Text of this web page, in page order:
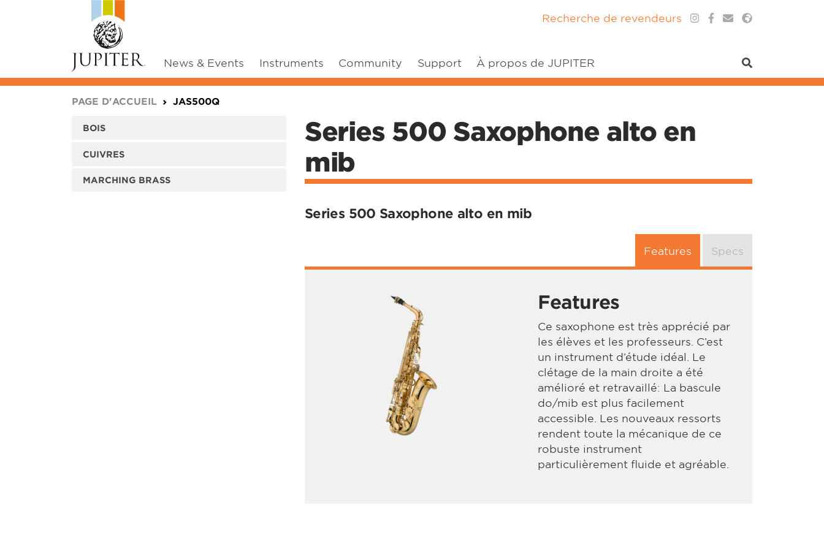
News & Events Instruments Community Support À propos de JUPITER
Recherche de revendeurs
PAGE D'ACCUEIL JAS500Q
BOIS
CUIVRES
MARCHING BRASS
Series 500 Saxophone alto en
mib
Series 500 Saxophone alto en mib
Features Specs
Features
Ce saxophone est très apprécié par
les élèves et les professeurs. C’est
un instrument d’étude idéal. Le
clétage de la main droite a été
amélioré et retravaillé: La bascule
do/mib est plus facilement
accessible. Les nouveaux ressorts
rendent toute la mécanique de ce
robuste instrument
particulièrement fluide et agréable.